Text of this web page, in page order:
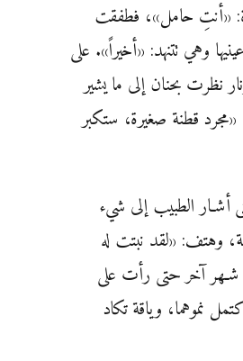
«أنتِ حامل»، فطفقت
وهي تتنهد: «أخيراً». على
نظرت بحنان إلى ما يشير
«مجرد قطنة صغيرة، ستكبر
الطبيب إلى شيء
وهتف: «لقد نبتت له
آخر حتى رأت على
نموهما، وياقة تكاد